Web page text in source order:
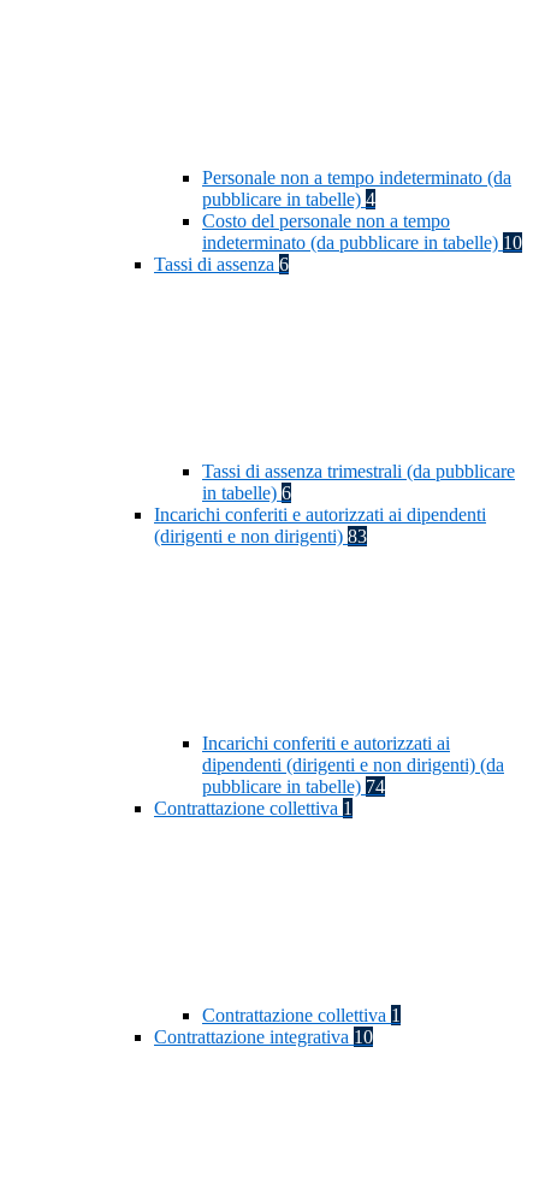
Personale non a tempo indeterminato (da
pubblicare in tabelle) 4
Costo del personale non a tempo
indeterminato (da pubblicare in tabelle) 10
Tassi di assenza 6
Tassi di assenza trimestrali (da pubblicare
in tabelle) 6
Incarichi conferiti e autorizzati ai dipendenti
(dirigenti e non dirigenti) 83
Incarichi conferiti e autorizzati ai
dipendenti (dirigenti e non dirigenti) (da
pubblicare in tabelle) 74
Contrattazione collettiva 1
Contrattazione collettiva 1
Contrattazione integrativa 10